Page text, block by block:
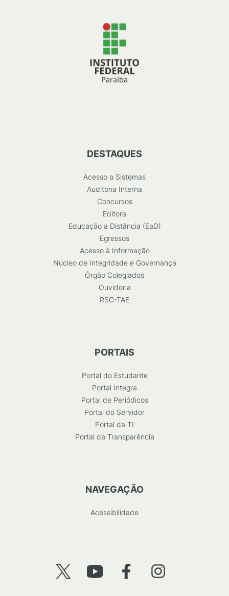
DESTAQUES
Acesso a Sistemas
Auditoria Interna
Concursos
Editora
Educação a Distância (EaD)
Egressos
Acesso à Informação
Núcleo de Integridade e Governança
Órgão Colegiados
Ouvidoria
RSC-TAE
PORTAIS
Portal do Estudante
Portal Integra
Portal de Periódicos
Portal do Servidor
Portal da TI
Portal da Transparência
NAVEGAÇÃO
Acessibilidade